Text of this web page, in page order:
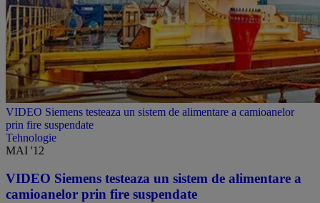
VIDEO Siemens testeaza un sistem de alimentare a camioanelor
prin fire suspendate
Tehnologie
MAI '12
VIDEO Siemens testeaza un sistem de alimentare a
camioanelor prin fire suspendate